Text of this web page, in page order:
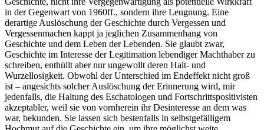
in der Gegenwart von 1960ff., sondern ihre Leugnung. Eine
derartige Auslöschung der Geschichte durch Vergessen und
Vergessenmachen kappt ja jeglichen Zusammenhang von
Geschichte und dem Leben der Lebenden. Sie glaubt zwar,
Geschichte im Interesse der Legitimation lebendiger Machthaber zu
schreiben, enthüllt aber nur ungewollt deren Halt- und
Wurzellosigkeit. Obwohl der Unterschied im Endeffekt nicht groß
ist – angesichts solcher Auslöschung der Erinnerung wird, mir
jedenfalls, die Haltung des Eschatologen und Fortschrittspositivisten
akzeptabler, weil sie von vornherein ihr Desinteresse an dem was
war, bekunden. Sie lassen sich bestenfalls in selbstgefälligem